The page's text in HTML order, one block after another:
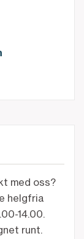
med oss?
helgfria
14.00.
runt.